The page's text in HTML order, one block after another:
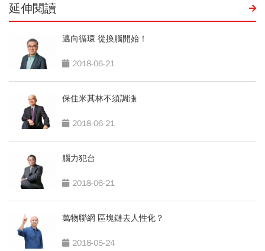
延伸閱讀
邁向循環 從換腦開始！
2018-06-21
保住米其林不須調漲
2018-06-21
腦力犯台
2018-06-21
萬物聯網 區塊鏈去人性化？
2018-05-24